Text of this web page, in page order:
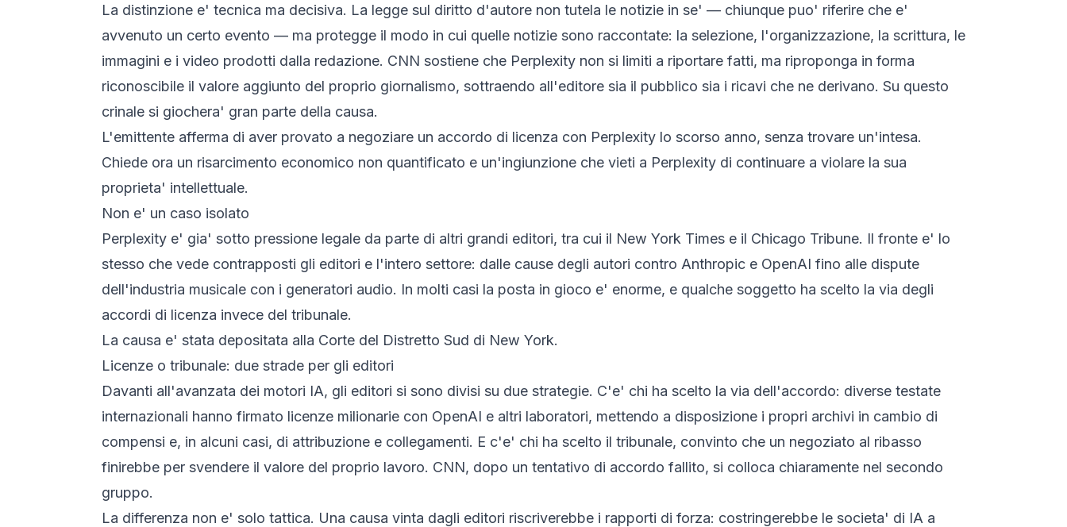
La distinzione e' tecnica ma decisiva. La legge sul diritto d'autore non tutela le notizie in se' — chiunque puo' riferire che e'
avvenuto un certo evento — ma protegge il modo in cui quelle notizie sono raccontate: la selezione, l'organizzazione, la scrittura, le
immagini e i video prodotti dalla redazione. CNN sostiene che Perplexity non si limiti a riportare fatti, ma riproponga in forma
riconoscibile il valore aggiunto del proprio giornalismo, sottraendo all'editore sia il pubblico sia i ricavi che ne derivano. Su questo
crinale si giochera' gran parte della causa.
L'emittente afferma di aver provato a negoziare un accordo di licenza con Perplexity lo scorso anno, senza trovare un'intesa.
Chiede ora un risarcimento economico non quantificato e un'ingiunzione che vieti a Perplexity di continuare a violare la sua
proprieta' intellettuale.
Non e' un caso isolato
Perplexity e' gia' sotto pressione legale da parte di altri grandi editori, tra cui il New York Times e il Chicago Tribune. Il fronte e' lo
stesso che vede contrapposti gli editori e l'intero settore: dalle cause degli autori contro Anthropic e OpenAI fino alle dispute
dell'industria musicale con i generatori audio. In molti casi la posta in gioco e' enorme, e qualche soggetto ha scelto la via degli
accordi di licenza invece del tribunale.
La causa e' stata depositata alla Corte del Distretto Sud di New York.
Licenze o tribunale: due strade per gli editori
Davanti all'avanzata dei motori IA, gli editori si sono divisi su due strategie. C'e' chi ha scelto la via dell'accordo: diverse testate
internazionali hanno firmato licenze milionarie con OpenAI e altri laboratori, mettendo a disposizione i propri archivi in cambio di
compensi e, in alcuni casi, di attribuzione e collegamenti. E c'e' chi ha scelto il tribunale, convinto che un negoziato al ribasso
finirebbe per svendere il valore del proprio lavoro. CNN, dopo un tentativo di accordo fallito, si colloca chiaramente nel secondo
gruppo.
La differenza non e' solo tattica. Una causa vinta dagli editori riscriverebbe i rapporti di forza: costringerebbe le societa' di IA a